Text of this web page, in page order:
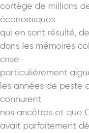
cortège de millions
économiques
qui en sont résulté,
dans les mémoires
crise
particulièrement
les années de peste
connurent
nos ancêtres et que
avait parfaitement